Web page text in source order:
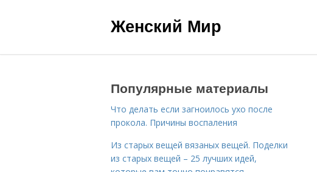
Женский Мир
Популярные материалы
Что делать если загноилось ухо после
прокола. Причины воспаления
Из старых вещей вязаных вещей. Поделки
из старых вещей – 25 лучших идей,